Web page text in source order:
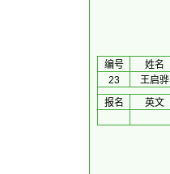
编号 姓名
23
王启骅
报名
英文